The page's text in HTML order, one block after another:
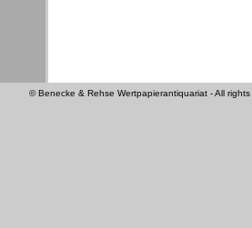
© Benecke & Rehse Wertpapierantiquariat - All